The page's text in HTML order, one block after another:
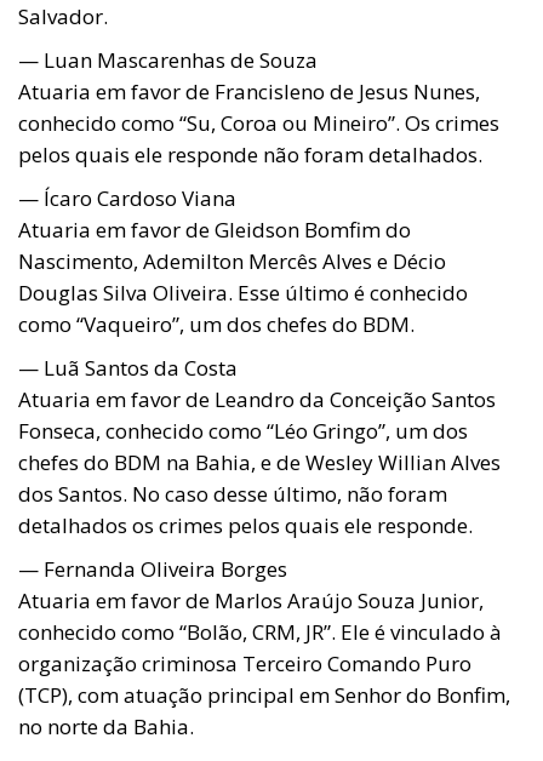
Salvador.
— Luan Mascarenhas de Souza
Atuaria em favor de Francisleno de Jesus Nunes,
conhecido como “Su, Coroa ou Mineiro”. Os crimes
pelos quais ele responde não foram detalhados.
— Ícaro Cardoso Viana
Atuaria em favor de Gleidson Bomfim do
Nascimento, Ademilton Mercês Alves e Décio
Douglas Silva Oliveira. Esse último é conhecido
como “Vaqueiro”, um dos chefes do BDM.
— Luã Santos da Costa
Atuaria em favor de Leandro da Conceição Santos
Fonseca, conhecido como “Léo Gringo”, um dos
chefes do BDM na Bahia, e de Wesley Willian Alves
dos Santos. No caso desse último, não foram
detalhados os crimes pelos quais ele responde.
— Fernanda Oliveira Borges
Atuaria em favor de Marlos Araújo Souza Junior,
conhecido como “Bolão, CRM, JR”. Ele é vinculado à
organização criminosa Terceiro Comando Puro
(TCP), com atuação principal em Senhor do Bonfim,
no norte da Bahia.